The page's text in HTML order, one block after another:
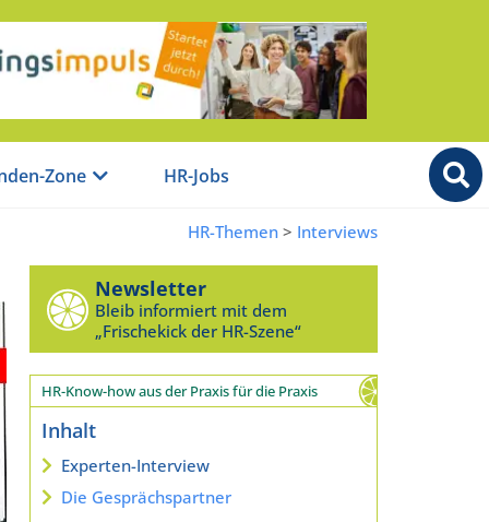
Zone HR-Jobs
HR-Themen > Interviews
Newsletter
Bleib informiert mit dem
„Frischekick der HR-Szene“
HR-Know-how aus der Praxis für die Praxis
Inhalt
Experten-Interview
Die Gesprächspartner